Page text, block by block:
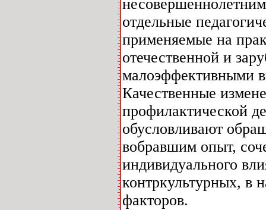
отдельные
применяемые на
отечественной и
малоэффективными
Качественные
профилактической
обусловливают
вобравшим опыт,
индивидуального
контркультурных, в
факторов.